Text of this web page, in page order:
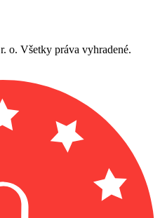
o. Všetky práva vyhradené.